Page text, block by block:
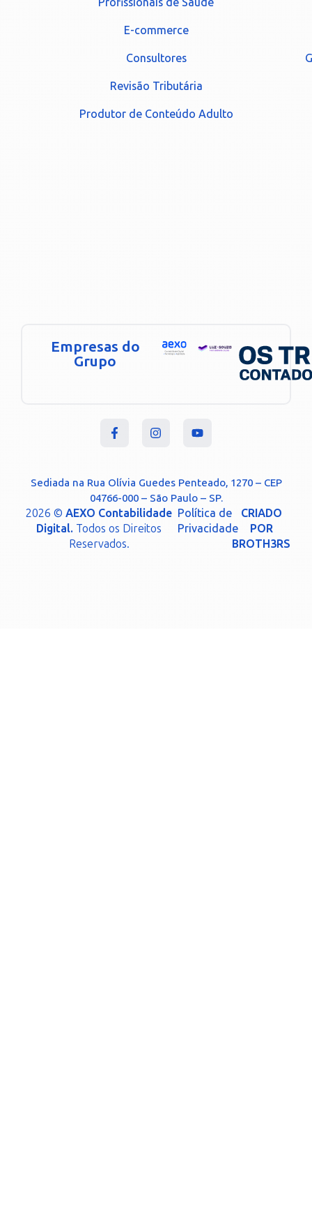
E-commerce
Consultores
Revisão Tributária
Produtor de Conteúdo Adulto
Empresas do
Grupo
Sediada na Rua Olívia Guedes Penteado, 1270 – CEP
04766-000 – São Paulo – SP.
2026 ©AEXO Contabilidade
Digital. Todos os Direitos
Reservados.
Política de
Privacidade
CRIADO
POR
BROTH3RS